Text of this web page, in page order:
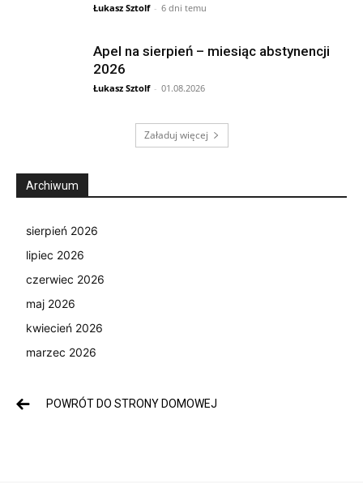
Łukasz Sztolf - 6 dni temu
Apel na sierpień – miesiąc abstynencji
2026
Łukasz Sztolf - 01.08.2026
Załaduj więcej
Archiwum
sierpień 2026
lipiec 2026
czerwiec 2026
maj 2026
kwiecień 2026
marzec 2026
POWRÓT DO STRONY DOMOWEJ